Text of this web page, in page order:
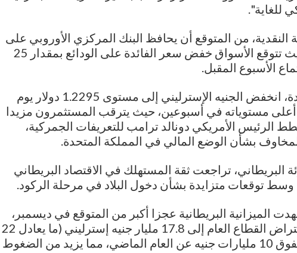
للغاية".
من المتوقع أن يحافظ البنك المركزي الأوروبي على
موقفه التيسيري، حيث تتوقع الأسواق خفض سعر الفائدة على الودائع بمقدار 25
الأسبوع المقبل.
وفي المملكة المتحدة، انخفض الجنيه الإسترليني إلى مستوى 1.2295 دولار يوم
مستوياته في أسبوعين، حيث يترقب المستثمرون مزيدا
الرئيس الأمريكي دونالد ترامب للتعريفات الجمركية،
بشأن الوضع المالي في المملكة المتحدة.
البريطاني، تراجعت ثقة المستهلك في الاقتصاد البريطاني
وسط توقعات متزايدة بشأن دخول البلاد في مرحلة الركود.
الميزانية البريطانية عجزا أكبر من المتوقع في ديسمبر،
حيث وصل صافي اقتراض القطاع العام إلى 17.8 مليار جنيه إسترليني (ما يعادل 22
مليار دولار)، بزيادة تفوق 10 مليارات جنيه عن العام الماضي، مما يزيد من الضغوط